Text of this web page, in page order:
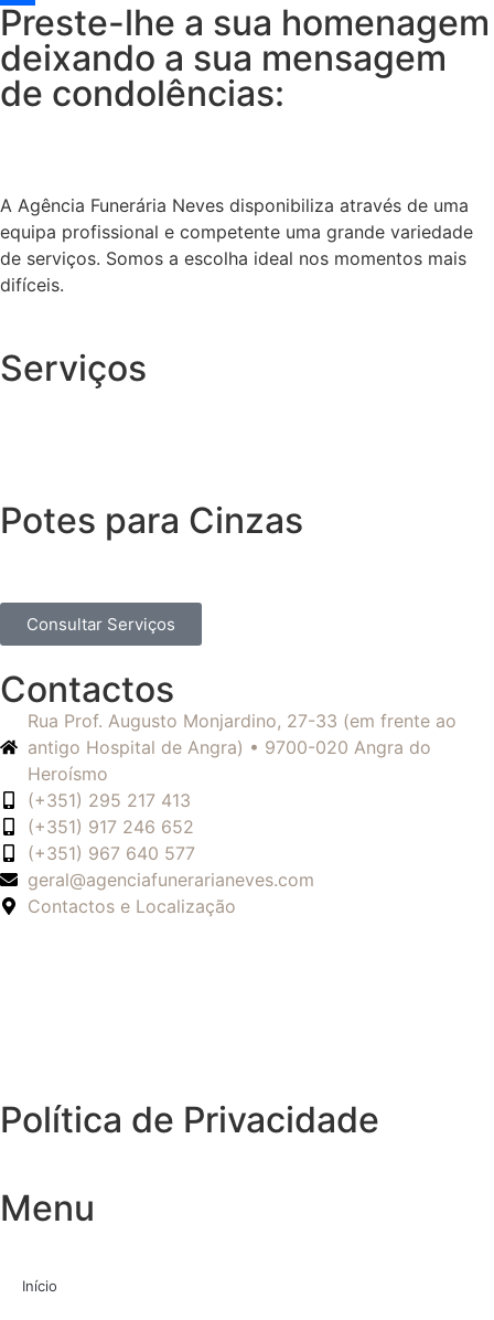
Share
Preste-lhe a sua homenagem
deixando a sua mensagem
de condolências:
A Agência Funerária Neves disponibiliza através de uma
equipa profissional e competente uma grande variedade
de serviços. Somos a escolha ideal nos momentos mais
difíceis.
Serviços
Potes para Cinzas
Consultar Serviços
Contactos
Rua Prof. Augusto Monjardino, 27-33 (em frente ao
antigo Hospital de Angra) • 9700-020 Angra do
Heroísmo
(+351) 295 217 413
(+351) 917 246 652
(+351) 967 640 577
geral@agenciafunerarianeves.com
Contactos e Localização
Política de Privacidade
Menu
Início